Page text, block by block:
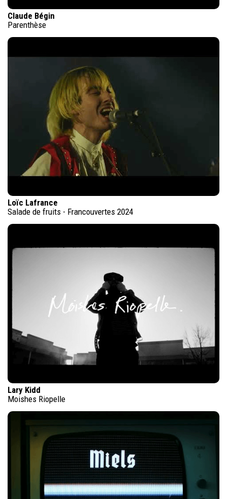
Claude Bégin
Parenthèse
Loïc Lafrance
Salade de fruits - Francouvertes 2024
Lary Kidd
Moishes Riopelle